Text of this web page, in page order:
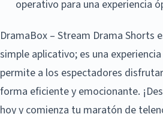
operativo para una experiencia
DramaBox – Stream Drama Shorts
simple aplicativo; es una
permite a los espectadores
forma eficiente y emocionante.
hoy y comienza tu maratón de